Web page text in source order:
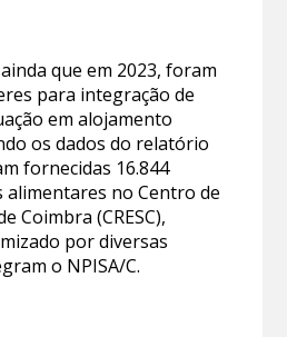
que em 2023, foram
para integração de
em alojamento
os dados do relatório
fornecidas 16.844
no Centro de
Coimbra (CRESC),
por diversas
o NPISA/C.